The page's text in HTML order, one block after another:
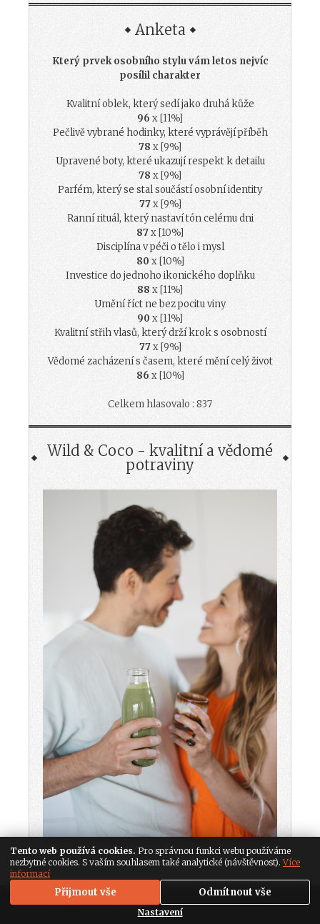
Anketa
Který prvek osobního stylu vám letos nejvíc
posílil charakter
Kvalitní oblek, který sedí jako druhá kůže
96 x [11%]
Pečlivě vybrané hodinky, které vyprávějí příběh
78 x [9%]
Upravené boty, které ukazují respekt k detailu
78 x [9%]
Parfém, který se stal součástí osobní identity
77x [9%]
Ranní rituál, který nastaví tón celému dni
87x [10%]
Disciplína v péči o tělo i mysl
80 x [10%]
Investice do jednoho ikonického doplňku
88 x [11%]
Umění říct ne bez pocitu viny
90 x [11%]
Kvalitní střih vlasů, který drží krok s osobností
77x [9%]
Vědomé zacházení s časem, které mění celý život
86 x [10%]
Celkem hlasovalo : 837
Wild & Coco - kvalitní a vědomé
potraviny
Copyright 2026. All Rights Reserved,Media Populus|Nastavení soukromí
Tento web používá cookies. Pro správnou funkci webu používáme
nezbytné cookies. S vaším souhlasem také analytické (návštěvnost).Více
informací
Přijmout vše Odmítnout vše
Nastavení